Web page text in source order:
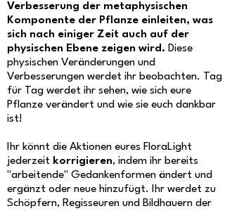
Verbesserung der metaphysischen
Komponente der Pflanze einleiten, was
sich nach einiger Zeit auch auf der
physischen Ebene zeigen wird. Diese
physischen Veränderungen und
Verbesserungen werdet ihr beobachten. Tag
für Tag werdet ihr sehen, wie sich eure
Pflanze verändert und wie sie euch dankbar
ist!
Ihr könnt die Aktionen eures FloraLight
jederzeit korrigieren, indem ihr bereits
"arbeitende" Gedankenformen ändert und
ergänzt oder neue hinzufügt. Ihr werdet zu
Schöpfern, Regisseuren und Bildhauern der